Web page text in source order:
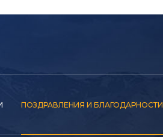
ПОЗДРАВЛЕНИЯ И БЛАГОДАРНОСТИ